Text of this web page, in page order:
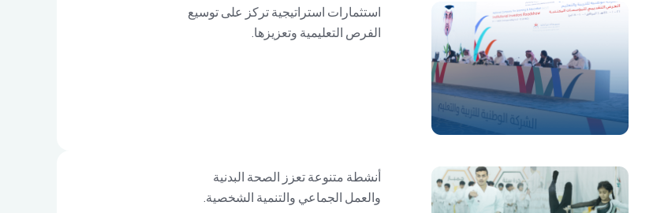
استثمارات استراتيجية تركز على توسيع
الفرص التعليمية وتعزيزها.
أنشطة متنوعة تعزز الصحة البدنية
والعمل الجماعي والتنمية الشخصية.